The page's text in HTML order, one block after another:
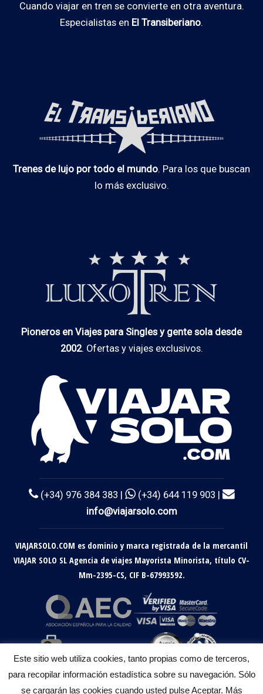
Cuando viajar en tren se convierte en otra aventura.
Especialistas en El Transiberiano.
Trenes de lujo por todo el mundo. Para los que buscan
lo más exclusivo.
Pioneros en Viajes para Singles y gente sola desde
2002. Ofertas y viajes exclusivos.
(+34) 976 384 383 |
(+34) 644 119 903 |
info@viajarsolo.com
VIAJARSOLO.COM es dominio y marca registrada de la mercantil
VIAJAR SOLO SL Agencia de viajes Mayorista Minorista, título CV-
Mm-2395-CS, CIF B-67993592.
Este sitio web utiliza cookies, tanto propias como de terceros,
para recopilar información estadística sobre su navegación. Sólo
se cargarán las cookies cuando usted pulse Aceptar. Más